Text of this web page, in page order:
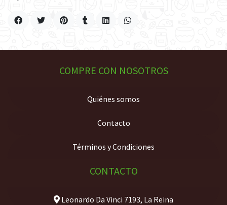
COMPRE CON NOSOTROS
Quiénes somos
Contacto
Términos y Condiciones
CONTACTO
Leonardo Da Vinci 7193, La Reina